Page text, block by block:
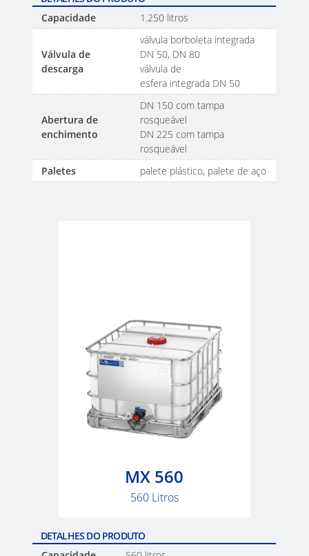
Capacidade
1.250 litros
Válvula de
descarga
válvula borboleta integrada
DN 50, DN 80
válvula de
esfera integrada DN 50
Abertura de
enchimento
DN 150 com tampa
rosqueável
DN 225 com tampa
rosqueável
Paletes
palete plástico, palete de aço
MX 560
560 Litros
DETALHES DO PRODUTO